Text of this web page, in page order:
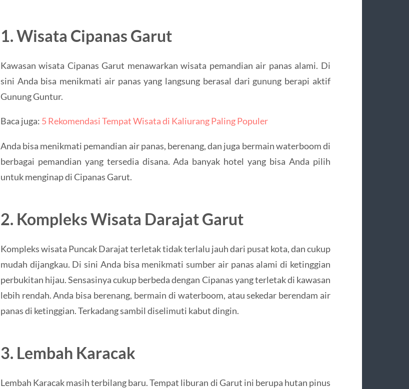
1. Wisata Cipanas Garut
Kawasan wisata Cipanas Garut menawarkan wisata pemandian air panas alami. Di
sini Anda bisa menikmati air panas yang langsung berasal dari gunung berapi aktif
Gunung Guntur.
Baca juga: 5 Rekomendasi Tempat Wisata di Kaliurang Paling Populer
Anda bisa menikmati pemandian air panas, berenang, dan juga bermain waterboom di
berbagai pemandian yang tersedia disana. Ada banyak hotel yang bisa Anda pilih
untuk menginap di Cipanas Garut.
2. Kompleks Wisata Darajat Garut
Kompleks wisata Puncak Darajat terletak tidak terlalu jauh dari pusat kota, dan cukup
mudah dijangkau. Di sini Anda bisa menikmati sumber air panas alami di ketinggian
perbukitan hijau. Sensasinya cukup berbeda dengan Cipanas yang terletak di kawasan
lebih rendah. Anda bisa berenang, bermain di waterboom, atau sekedar berendam air
panas di ketinggian. Terkadang sambil diselimuti kabut dingin.
3. Lembah Karacak
Lembah Karacak masih terbilang baru. Tempat liburan di Garut ini berupa hutan pinus